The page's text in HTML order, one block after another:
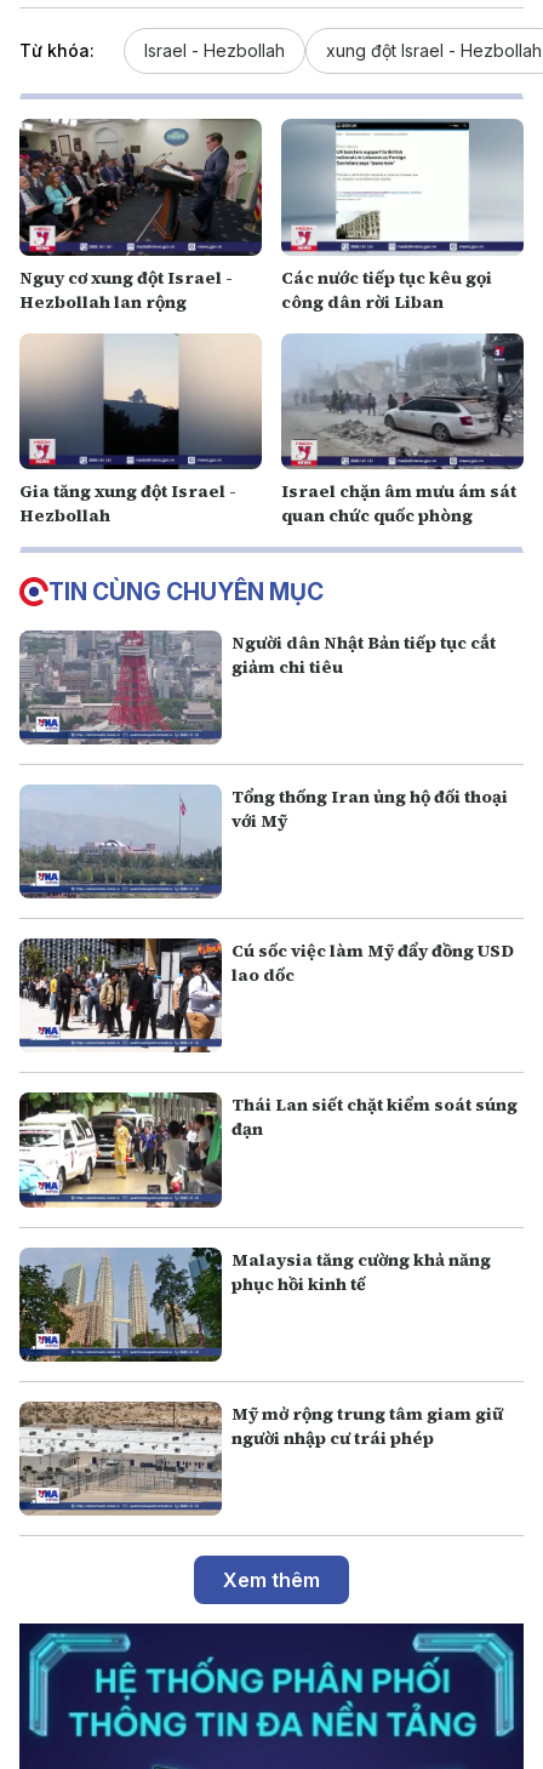
Từ khóa: Israel - Hezbollah xung đột Israel - Hezbollah
Nguy cơ xung đột Israel -
Hezbollah lan rộng
Các nước tiếp tục kêu gọi
công dân rời Liban
Gia tăng xung đột Israel -
Hezbollah
Israel chặn âm mưu ám sát
quan chức quốc phòng
TIN CÙNG CHUYÊN MỤC
Người dân Nhật Bản tiếp tục cắt
giảm chi tiêu
Tổng thống Iran ủng hộ đối thoại
với Mỹ
Cú sốc việc làm Mỹ đẩy đồng USD
lao dốc
Thái Lan siết chặt kiểm soát súng
đạn
Malaysia tăng cường khả năng
phục hồi kinh tế
Mỹ mở rộng trung tâm giam giữ
người nhập cư trái phép
Xem thêm